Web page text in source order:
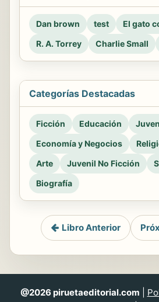
Dan brown test
El gato
R. A. Torrey
Charlie Small
Categorías Destacadas
Ficción Educación
Economía y Negocios
Arte
Juvenil No Ficción
Biografía
Libro Anterior
@2026 piruetaeditorial.com